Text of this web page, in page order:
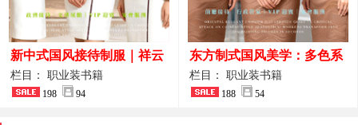
新中式国风接待制服｜祥云
刺绣打造高端厅堂东方美学
栏目： 职业装书籍
198 94
东方制式国风美学：多色系
新中式前厅管家VIP接待员
工作服合集
栏目： 职业装书籍
188 54